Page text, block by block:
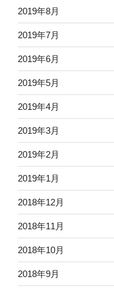
2019年8月
2019年7月
2019年6月
2019年5月
2019年4月
2019年3月
2019年2月
2019年1月
2018年12月
2018年11月
2018年10月
2018年9月